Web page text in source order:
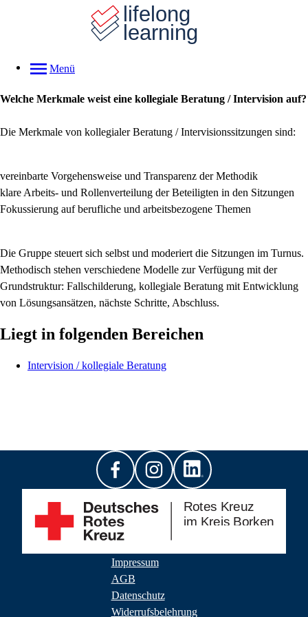
Menü
Welche Merkmale weist eine kollegiale Beratung / Intervision auf?
Die Merkmale von kollegialer Beratung / Intervisionssitzungen sind:
vereinbarte Vorgehensweise und Transparenz der Methodik
klare Arbeits- und Rollenverteilung der Beteiligten in den Sitzungen
Fokussierung auf berufliche und arbeitsbezogene Themen
Die Gruppe steuert sich selbst und moderiert die Sitzungen im Turnus.
Methodisch stehen verschiedene Modelle zur Verfügung mit der
Grundstruktur: Fallschilderung, kollegiale Beratung mit Entwicklung
von Lösungsansätzen, nächste Schritte, Abschluss.
Liegt in folgenden Bereichen
Intervision / kollegiale Beratung
Impressum
AGB
Datenschutz
Widerrufsbelehrung